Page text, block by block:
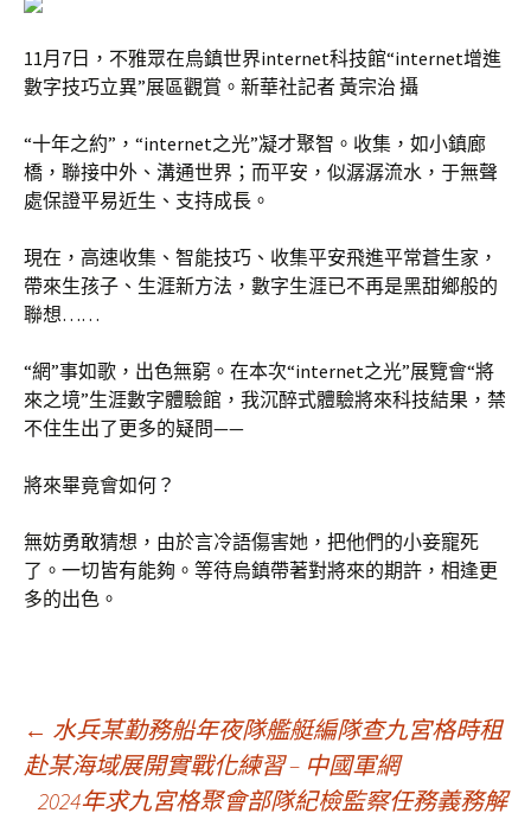
11月7日，不雅眾在烏鎮世界internet科技館“internet增進
數字技巧立異”展區觀賞。新華社記者 黃宗治 攝
“十年之約”，“internet之光”凝才聚智。收集，如小鎮廊
橋，聯接中外、溝通世界；而平安，似潺潺流水，于無聲
處保證平易近生、支持成長。
現在，高速收集、智能技巧、收集平安飛進平常蒼生家，
帶來生孩子、生涯新方法，數字生涯已不再是黑甜鄉般的
聯想……
“網”事如歌，出色無窮。在本次“internet之光”展覽會“將
來之境”生涯數字體驗館，我沉醉式體驗將來科技結果，禁
不住生出了更多的疑問——
將來畢竟會如何？
無妨勇敢猜想，由於言冷語傷害她，把他們的小妾寵死
了。一切皆有能夠。等待烏鎮帶著對將來的期許，相逢更
多的出色。
文
← 水兵某勤務船年夜隊艦艇編隊查九宮格時租
赴某海域展開實戰化練習 – 中國軍網
2024年求九宮格聚會部隊紀檢監察任務義務解